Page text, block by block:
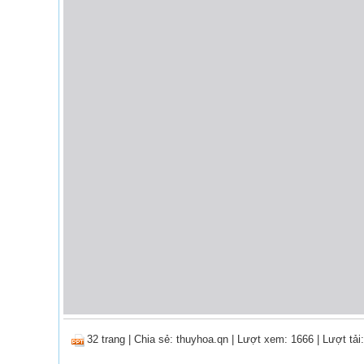
32 trang Chia sẻ: thuyhoa.qn | Lượt xem: 1666 | Lượt tải: